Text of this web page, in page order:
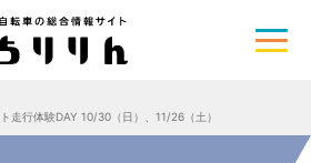
走行体験DAY 10/30（日）、11/26（土）